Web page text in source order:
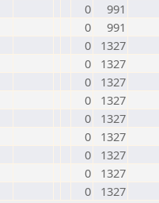
0
991
0
991
0
1327
0
1327
0
1327
0
1327
0
1327
0
1327
0
1327
0
1327
0 1327